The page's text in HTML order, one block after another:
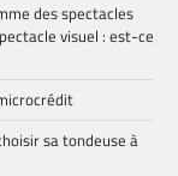
des spectacles
visuel : est-ce
sa tondeuse à